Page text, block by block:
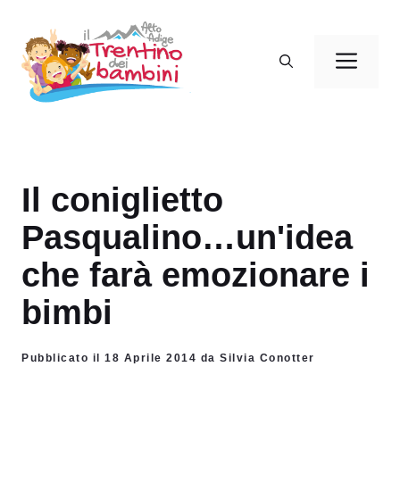
contenuto
Il coniglietto
Pasqualino…un'idea
che farà emozionare i
bimbi
Pubblicato il 18 Aprile 2014 da Silvia Conotter